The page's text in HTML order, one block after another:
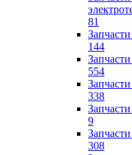
81
144
554
338
9
308